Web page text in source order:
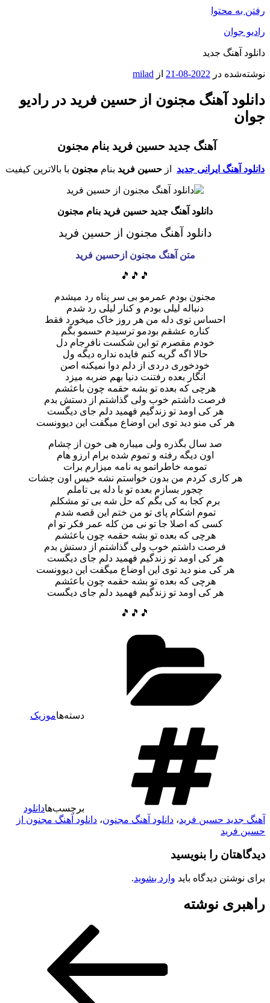
رفتن به محتوا
رادیو جوان
دانلود آهنگ جدید
نوشته‌شده در 2022-08-21 از milad
دانلود آهنگ مجنون از حسین فرید در رادیو
جوان
آهنگ جدید حسین فرید بنام مجنون
دانلود آهنگ ایرانی جدید از حسین فرید بنام مجنون با بالاترین کیفیت
دانلود آهنگ جدید حسین فرید بنام مجنون
دانلود آهنگ مجنون از حسین فرید
متن آهنگ مجنون ازحسین فرید
🎵🎵🎵
مجنون بودم عمرمو بی سر پناه رد میشدم
دنباله لیلی بودم و کنار لیلی رد شدم
احساس توی دله من هر روز خاک میخورد فقط
کناره عشقم بودمو ترسیدم حسمو بگم
خودم مقصرم تو این شکست نافرجام دل
حالا اگه گریه کنم فایده نداره دیگه ول
خودخوری دردی از دلم دوا نمیکنه اصن
انگار بعده رفتنت دنیا بهم ضربه میزد
هرچی که بعده تو بشه حقمه چون باعثشم
فرصت داشتم خوب ولی گذاشتم از دستش بدم
هر کی اومد تو زندگیم فهمید دلم جای دیگست
هر کی منو دید توی این اوضاع میگفت این دیوونست
صد سال بگذره ولی میباره هی خون از چشام
اون دیگه رفته و تموم شده برام ارزو هام
تمومه خاطراتمو یه نامه میزارم برات
هر کاری کردم من بدون خواستم نشه خیس اون چشات
چجور بسازم بعده تو با دله بی تاملم
برم کجا به کی بگم که حل شه بی تو مشکلم
تموم اشکام پای تو من ختم این قصه شدم
کسی که اصلا جا تو نی من کله عمر فکر تو ام
هرچی که بعده تو بشه حقمه چون باعثشم
فرصت داشتم خوب ولی گذاشتم از دستش بدم
هر کی اومد تو زندگیم فهمید دلم جای دیگست
هر کی منو دید توی این اوضاع میگفت این دیوونست
هرچی که بعده تو بشه حقمه چون باعثشم
هر کی اومد تو زندگیم فهمید دلم جای دیگست
🎵🎵🎵
دسته‌هاموزیک
برچسب‌هادانلود
آهنگ جدید حسین فرید، دانلود آهنگ مجنون، دانلود آهنگ مجنون از
حسین فرید
دیدگاهتان را بنویسید
برای نوشتن دیدگاه باید وارد بشوید.
راهبری نوشته